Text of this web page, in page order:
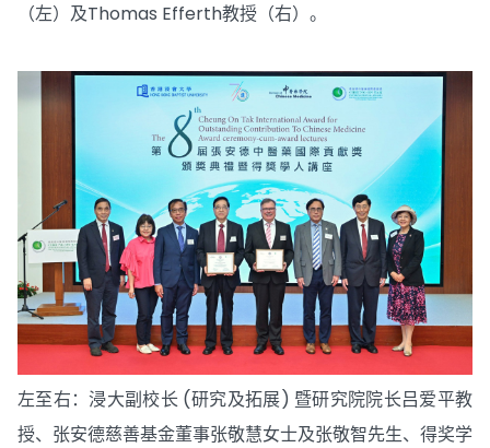
（左）及Thomas Efferth教授（右）。
左至右：浸大副校长 (研究及拓展) 暨研究院院长吕爱平教
授、张安德慈善基金董事张敬慧女士及张敬智先生、得奖学